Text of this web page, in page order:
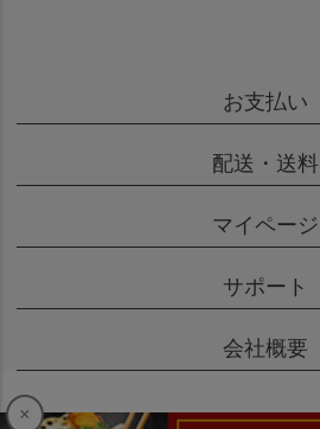
お支払い
配送・送料
マイページ
サポート
会社概要
×